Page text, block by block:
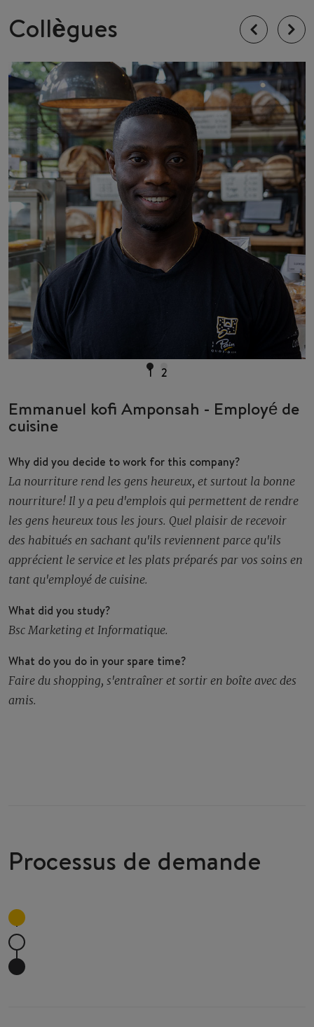
Collègues
1 2
Emmanuel kofi Amponsah - Employé de
cuisine
Why did you decide to work for this company?
La nourriture rend les gens heureux, et surtout la bonne
nourriture! Il y a peu d'emplois qui permettent de rendre
les gens heureux tous les jours. Quel plaisir de recevoir
des habitués en sachant qu'ils reviennent parce qu'ils
apprécient le service et les plats préparés par vos soins en
tant qu'employé de cuisine.
What did you study?
Bsc Marketing et Informatique.
What do you do in your spare time?
Faire du shopping, s'entraîner et sortir en boîte avec des
amis.
Processus de demande